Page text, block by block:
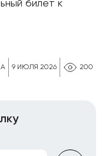
9 ИЮЛЯ 2026 200
билет к